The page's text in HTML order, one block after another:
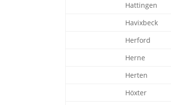
Hattingen
Havixbeck
Herford
Herne
Herten
Höxter